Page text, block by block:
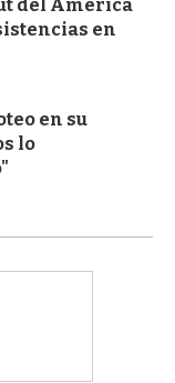
del América
en
en su
lo